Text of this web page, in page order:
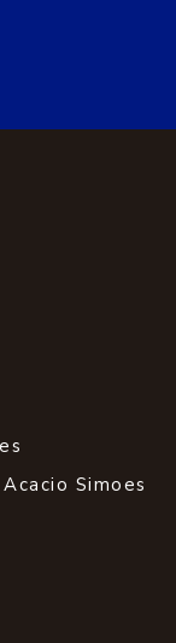
Simoes